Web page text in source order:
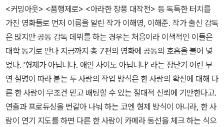
<커밍아웃> <품행제로> <아라한 장풍 대작전> 등 독특한 터치를
가진 영화들로 먼저 이름을 알린 작가 이해영, 이해준. 작가 출신 감독
은 많지만 공동 감독 데뷔를 하는 경우는 처음이라 이색적인 이들은
대학 동기로 만나 지금까지 총 7편의 영화에 공동의 호흡을 불어 넣
었다. '형제가 아닙니다. 애인 사이도 아닙니다' 라는 장난기 어린 부
연 설명이 따라 붙는 두 사람의 작업 방식은 한 사람의 확신에 대해 다
른 한 사람이 무조건 믿고 배팅할 수 있는 절대적 신뢰에 기반한다고.
연출과 프로듀싱을 번갈아 나눠 하는 코엔 형제 방식이 아니라, 한 사
람이 연기 지도를 하면 다른 한 사람이 카메라 동선을 체크 하는 식으